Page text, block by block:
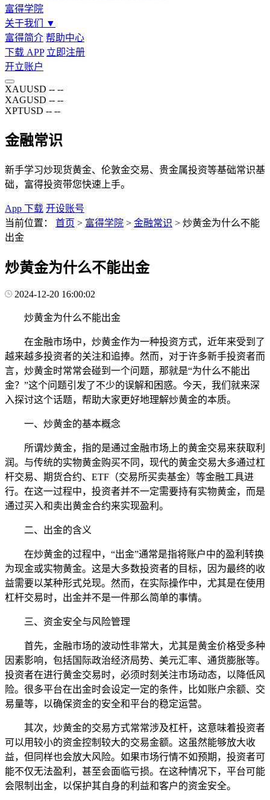
富得学院
关于我们
▼
富得简介 帮助中心
下载 APP 立即注册
开立账户
XAUUSD -- --
XAGUSD -- --
XPTUSD -- --
金融常识
新手学习炒现货黄金、伦敦金交易、贵金属投资等基础常识基
础，富得投资带您快速上手。
App 下载 开设账号
当前位置：
首页 > 富得学院 > 金融常识 > 炒黄金为什么不能
出金
炒黄金为什么不能出金
2024-12-20 16:00:02
炒黄金为什么不能出金
在金融市场中，炒黄金作为一种投资方式，近年来受到了
越来越多投资者的关注和追捧。然而，对于许多新手投资者而
言，炒黄金时常常会碰到一个问题，那就是“为什么不能出
金？”这个问题引发了不少的误解和困惑。今天，我们就来深
入探讨这个话题，帮助大家更好地理解炒黄金的本质。
一、炒黄金的基本概念
所谓炒黄金，指的是通过金融市场上的黄金交易来获取利
润。与传统的实物黄金购买不同，现代的黄金交易大多通过杠
杆交易、期货合约、ETF（交易所买卖基金）等金融工具进
行。在这一过程中，投资者并不一定需要持有实物黄金，而是
通过买入和卖出黄金合约来实现盈利。
二、出金的含义
在炒黄金的过程中，“出金”通常是指将账户中的盈利转换
为现金或实物黄金。这是大多数投资者的目标，因为最终的收
益需要以某种形式兑现。然而，在实际操作中，尤其是在使用
杠杆交易时，出金并不是一件那么简单的事情。
三、资金安全与风险管理
首先，金融市场的波动性非常大，尤其是黄金价格受多种
因素影响，包括国际政治经济局势、美元汇率、通货膨胀等。
投资者在进行黄金交易时，必须时刻关注市场动态，以降低风
险。很多平台在出金时会设定一定的条件，比如账户余额、交
易量等，以确保资金的安全和平台的稳定运营。
其次，炒黄金的交易方式常常涉及杠杆，这意味着投资者
可以用较小的资金控制较大的交易金额。这虽然能够放大收
益，但同样也会放大风险。如果市场行情不如预期，投资者可
能不仅无法盈利，甚至会面临亏损。在这种情况下，平台可能
会限制出金，以保护其自身的利益和客户的资金安全。